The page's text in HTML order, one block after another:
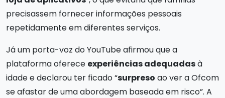
precisassem fornecer informações pessoais
repetidamente em diferentes serviços.
Já um porta-voz do YouTube afirmou que a
plataforma oferece experiências adequadasà
idade e declarou ter ficado “surpreso ao ver a Ofcom
se afastar de uma abordagem baseada em risco”. A